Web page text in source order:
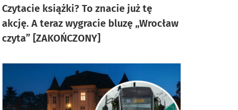
Czytacie książki? To znacie już tę
akcję. A teraz wygracie bluzę „Wrocław
czyta” [ZAKOŃCZONY]